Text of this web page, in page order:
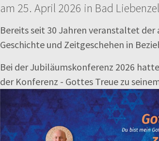
am 25. April 2026 in Bad
Bereits seit 30 Jahren veranstaltet
Geschichte und Zeitgeschehen in
Bei der Jubiläumskonferenz 2026
der Konferenz - Gottes Treue zu